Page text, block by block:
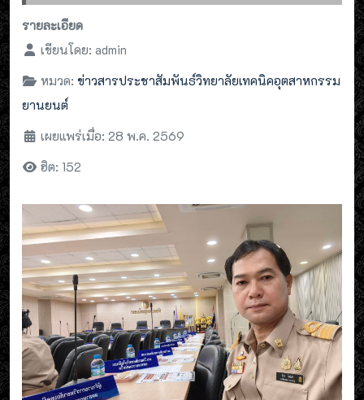
รายละเอียด
เขียนโดย: admin
หมวด: ข่าวสารประชาสัมพันธ์วิทยาลัยเทคนิคอุตสาหกรรม
ยานยนต์
เผยแพร่เมื่อ: 28 พ.ค. 2569
ฮิต: 152